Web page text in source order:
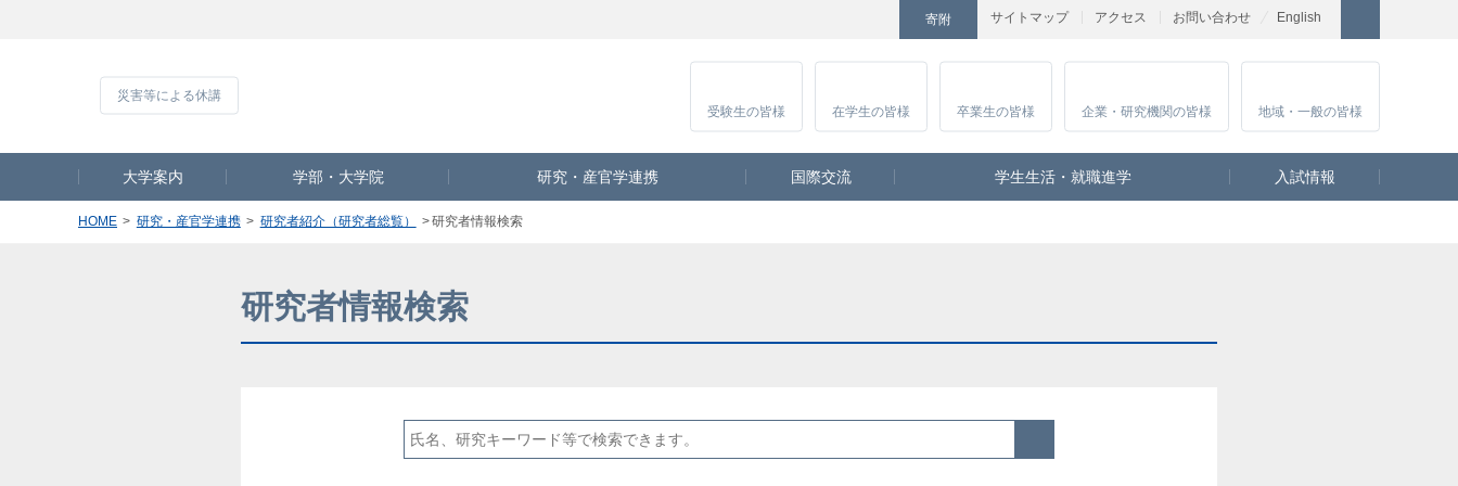
サイトマップ アクセス お問い合わせ
寄附 English
Instagram
受験生の皆様 在学生の皆様 卒業生の皆様 企業・研究機関の皆様 地域・一般の皆様
大学案内 学部・大学院 研究・産官学連携 国際交流 学生生活・就職進学 入試情報
HOME 研究・産官学連携 研究者紹介（研究者総覧） 研究者情報検索
研究者情報検索